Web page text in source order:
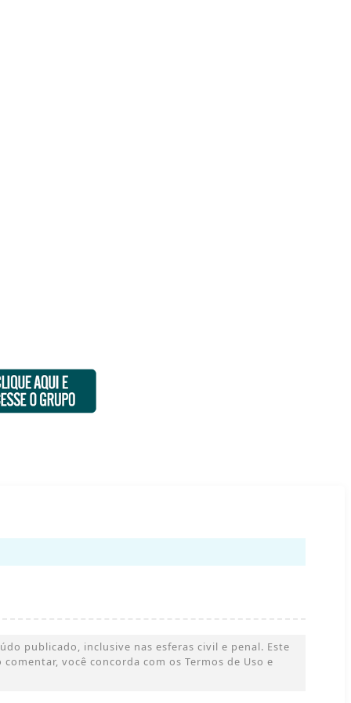
publicado, inclusive nas esferas civil e penal. Este
você concorda com os Termos de Uso e